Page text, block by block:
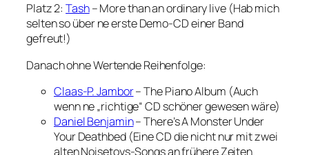
Platz 2:Tash– More than an ordinary live (Hab mich
selten so über ne erste Demo-CD einer Band
gefreut!)
Danach ohne Wertende Reihenfolge:
Claas-P. Jambor– The Piano Album (Auch
wenn ne „richtige“ CD schöner gewesen wäre)
Daniel Benjamin– There’s A Monster Under
Your Deathbed (Eine CD die nicht nur mit zwei
alten Noisetoys-Songs an frühere Zeiten